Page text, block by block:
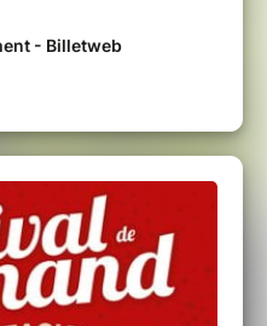
!
:"POUR ALLER
/ à partir de 8 ans